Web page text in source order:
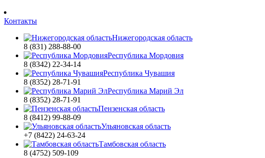
Контакты
Нижегородская область
8 (831) 288-88-00
Республика Мордовия
8 (8342) 22-34-14
Республика Чувашия
8 (8352) 28-71-91
Республика Марий Эл
8 (8352) 28-71-91
Пензенская область
8 (8412) 99-88-09
Ульяновская область
+7 (8422) 24-63-24
Тамбовская область
8 (4752) 509-109